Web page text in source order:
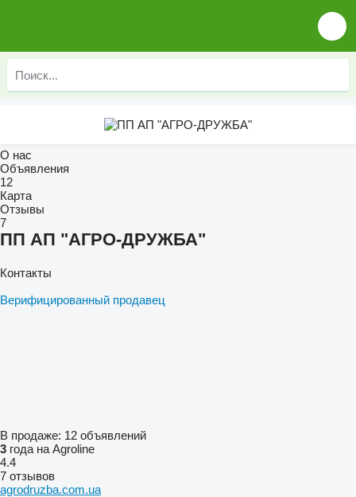
О нас
Объявления
12
Карта
Отзывы
7
ПП АП "АГРО-ДРУЖБА"
Контакты
Верифицированный продавец
В продаже: 12 объявлений
3 года на Agroline
4.4
7 отзывов
agrodruzba.com.ua